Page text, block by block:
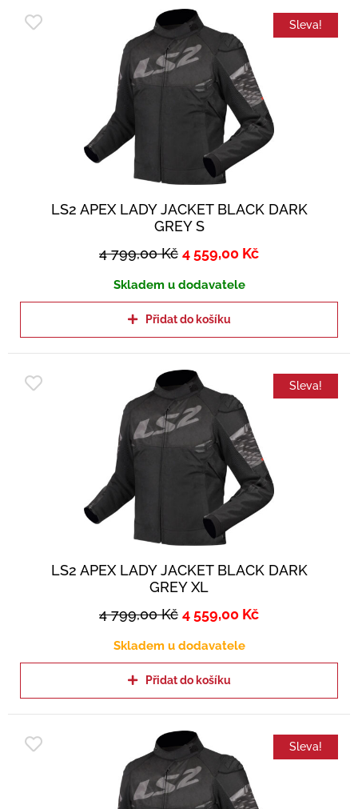
Sleva!
LS2 APEX LADY JACKET BLACK DARK
GREY S
4 799,00Kč 4 559,00 Kč
Skladem u dodavatele
Přidat do košíku
Sleva!
LS2 APEX LADY JACKET BLACK DARK
GREY XL
4 799,00Kč 4 559,00 Kč
Skladem u dodavatele
Přidat do košíku
Sleva!